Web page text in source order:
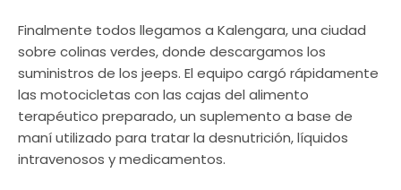
Finalmente todos llegamos a Kalengara, una ciudad
sobre colinas verdes, donde descargamos los
suministros de los jeeps. El equipo cargó rápidamente
las motocicletas con las cajas del alimento
terapéutico preparado, un suplemento a base de
maní utilizado para tratar la desnutrición, líquidos
intravenosos y medicamentos.